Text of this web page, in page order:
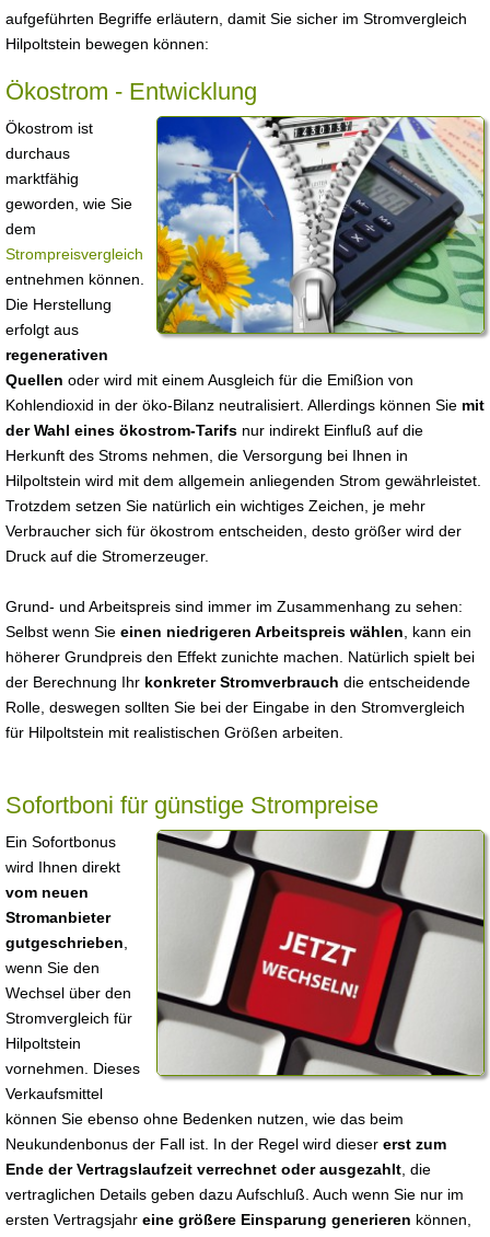
aufgeführten Begriffe erläutern, damit Sie sicher im Stromvergleich
Hilpoltstein bewegen können:
Ökostrom - Entwicklung
Ökostrom ist
durchaus
marktfähig
geworden, wie Sie
dem
Strompreisvergleich
entnehmen können.
Die Herstellung
erfolgt aus
regenerativen
Quellen oder wird mit einem Ausgleich für die Emißion von
Kohlendioxid in der öko-Bilanz neutralisiert. Allerdings können Sie mit
der Wahl eines ökostrom-Tarifs nur indirekt Einfluß auf die
Herkunft des Stroms nehmen, die Versorgung bei Ihnen in
Hilpoltstein wird mit dem allgemein anliegenden Strom gewährleistet.
Trotzdem setzen Sie natürlich ein wichtiges Zeichen, je mehr
Verbraucher sich für ökostrom entscheiden, desto größer wird der
Druck auf die Stromerzeuger.
Grund- und Arbeitspreis sind immer im Zusammenhang zu sehen:
Selbst wenn Sie einen niedrigeren Arbeitspreis wählen , kann ein
höherer Grundpreis den Effekt zunichte machen. Natürlich spielt bei
der Berechnung Ihr konkreter Stromverbrauch die entscheidende
Rolle, deswegen sollten Sie bei der Eingabe in den Stromvergleich
für Hilpoltstein mit realistischen Größen arbeiten.
Sofortboni für günstige Strompreise
Ein Sofortbonus
wird Ihnen direkt
vom neuen
Stromanbieter
gutgeschrieben
wenn Sie den
Wechsel über den
Stromvergleich für
Hilpoltstein
vornehmen. Dieses
Verkaufsmittel
können Sie ebenso ohne Bedenken nutzen, wie das beim
Neukundenbonus der Fall ist. In der Regel wird dieser erst zum
Ende der Vertragslaufzeit verrechnet oder ausgezahlt , die
vertraglichen Details geben dazu Aufschluß. Auch wenn Sie nur im
ersten Vertragsjahr eine größere Einsparung generieren können,